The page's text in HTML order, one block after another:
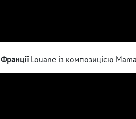
Франції Louane із композицією